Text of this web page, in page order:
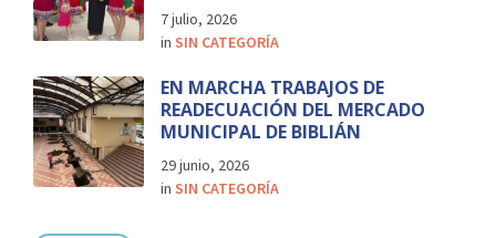
7 julio, 2026
in SIN CATEGORÍA
EN MARCHA TRABAJOS DE
READECUACIÓN DEL MERCADO
MUNICIPAL DE BIBLIÁN
29 junio, 2026
in SIN CATEGORÍA